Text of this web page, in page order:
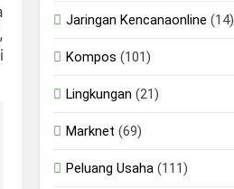
Jaringan Kencanaonline (14)
Kompos (101)
Lingkungan (21)
Marknet (69)
Peluang Usaha (111)